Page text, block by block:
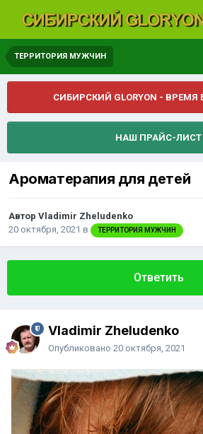
ТЕРРИТОРИЯ МУЖЧИН
СИБИРСКИЙ GLORYON -
НАШ ПРАЙС-ЛИСТ
Ароматерапия для детей
Автор Vladimir Zheludenko
20 октября, 2021 в ТЕРРИТОРИЯ МУЖЧИН
Ответить
Vladimir Zheludenko
Опубликовано 20 октября, 2021